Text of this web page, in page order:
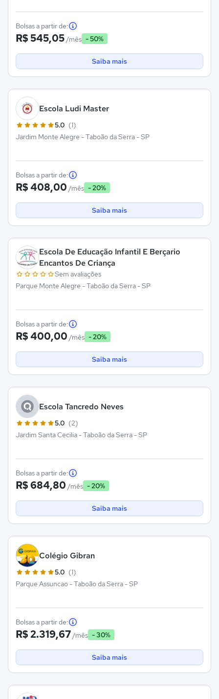
Bolsas a partir de:
R$ 545,05/mês - 50%
Saiba mais
Escola Ludi Master
5.0 (1)
Jardim Monte Alegre - Taboão da Serra - SP
Bolsas a partir de:
R$ 408,00 /mês - 20%
Saiba mais
Escola De Educação Infantil E Berçario
Encantos De Criança
Sem avaliações
Parque Monte Alegre - Taboão da Serra - SP
Bolsas a partir de:
R$ 400,00 /mês - 20%
Saiba mais
Escola Tancredo Neves
5.0 (2)
Jardim Santa Cecilia - Taboão da Serra - SP
Bolsas a partir de:
R$ 684,80 /mês - 20%
Saiba mais
Colégio Gibran
5.0 (1)
Parque Assuncao - Taboão da Serra - SP
Bolsas a partir de:
R$ 2.319,67/mês - 30%
Saiba mais